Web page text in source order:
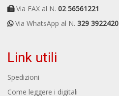
Via FAX al N. 02 56561221
Via WhatsApp al N. 329 3922420
Link utili
Spedizioni
Come leggere i digitali